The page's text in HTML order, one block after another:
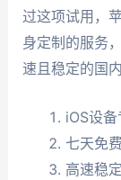
过这项试用，
身定制的服务
速且稳定的国
iOS设备
七天免
高速稳